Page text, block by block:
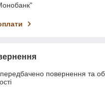
повернення та